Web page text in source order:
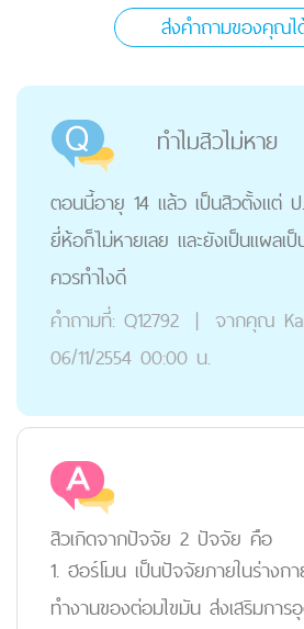
ส่งคำถามของคุณ
ทำไมสิวไม่หาย
ตอนนี้อายุ 14 แล้ว เป็นสิวตั้งแต่
ยี่ห้อก็ไม่หายเลย และยังเป็นแผลเ
ควรทำไงดี
คำถามที่: Q12792 | จากคุณ
06/11/2554 00:00 น.
สิวเกิดจากปัจจัย 2 ปัจจัย คือ
1. ฮอร์โมน เป็นปัจจัยภายในร่างก
ทำงานของต่อมไขมัน ส่งเสริมกา